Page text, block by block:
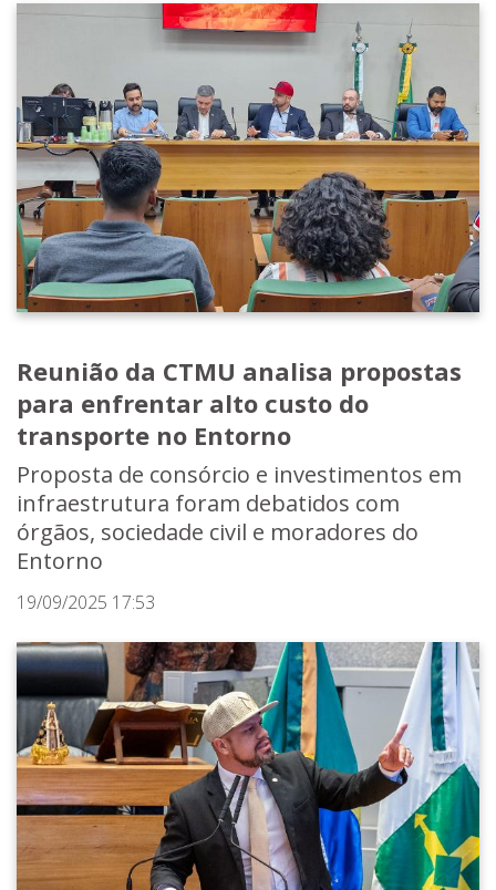
Reunião da CTMU analisa propostas
para enfrentar alto custo do
transporte no Entorno
Proposta de consórcio e investimentos em
infraestrutura foram debatidos com
órgãos, sociedade civil e moradores do
Entorno
19/09/2025 17:53